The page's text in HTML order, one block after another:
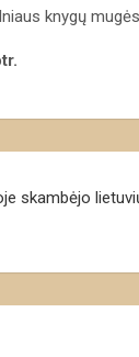
knygų
skambėjo